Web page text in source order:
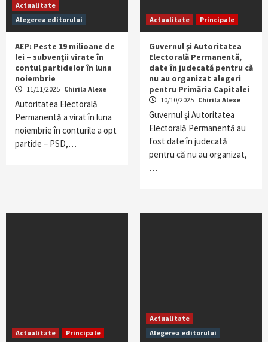
Actualitate
Alegerea editorului
AEP: Peste 19 milioane de
lei – subvenții virate în
contul partidelor în luna
noiembrie
11/11/2025 Chirila Alexe
Autoritatea Electorală
Permanentă a virat în luna
noiembrie în conturile a opt
partide – PSD,…
Actualitate Principale
Guvernul şi Autoritatea
Electorală Permanentă,
date în judecată pentru că
nu au organizat alegeri
pentru Primăria Capitalei
10/10/2025 Chirila Alexe
Guvernul şi Autoritatea
Electorală Permanentă au
fost date în judecată
pentru că nu au organizat,
…
Actualitate Principale
Actualitate
Alegerea editorului